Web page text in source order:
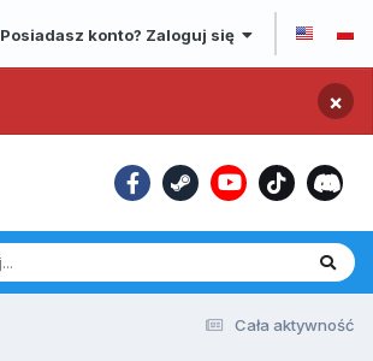
Posiadasz konto? Zaloguj się
×
Cała aktywność